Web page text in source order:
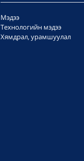
Мэдээ
Технологийн мэдээ
Хямдрал, урамшуулал